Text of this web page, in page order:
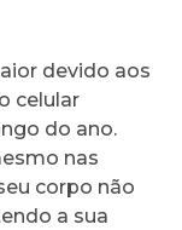
devido aos
celular
do ano.
nas
corpo não
a sua